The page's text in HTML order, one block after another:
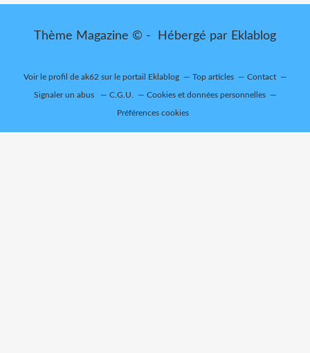
Thème Magazine © - Hébergé par Eklablog
Voir le profil de ak62 sur le portail Eklablog Top articles Contact
Signaler un abus C.G.U. Cookies et données personnelles
Préférences cookies